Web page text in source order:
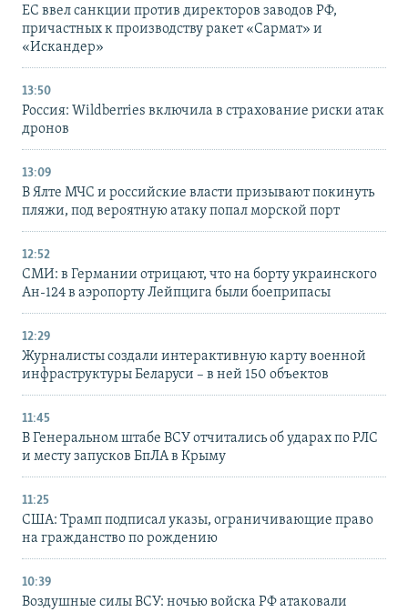
ЕС ввел санкции против директоров заводов РФ,
причастных к производству ракет «Сармат» и
«Искандер»
13:50
Россия: Wildberries включила в страхование риски атак
дронов
13:09
В Ялте МЧС и российские власти призывают покинуть
пляжи, под вероятную атаку попал морской порт
12:52
СМИ: в Германии отрицают, что на борту украинского
Ан-124 в аэропорту Лейпцига были боеприпасы
12:29
Журналисты создали интерактивную карту военной
инфраструктуры Беларуси – в ней 150 объектов
11:45
В Генеральном штабе ВСУ отчитались об ударах по РЛС
и месту запусков БпЛА в Крыму
11:25
США: Трамп подписал указы, ограничивающие право
на гражданство по рождению
10:39
Воздушные силы ВСУ: ночью войска РФ атаковали